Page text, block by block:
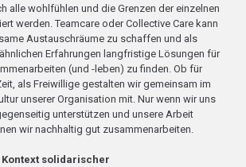
alle wohlfühlen und die Grenzen der einzelnen
werden. Teamcare oder Collective Care kann
Austauschräume zu schaffen und als
Erfahrungen langfristige Lösungen für
(und -leben) zu finden. Ob für
als Freiwillige gestalten wir gemeinsam im
unserer Organisation mit. Nur wenn wir uns
unterstützen und unsere Arbeit
wir nachhaltig gut zusammenarbeiten.
solidarischer